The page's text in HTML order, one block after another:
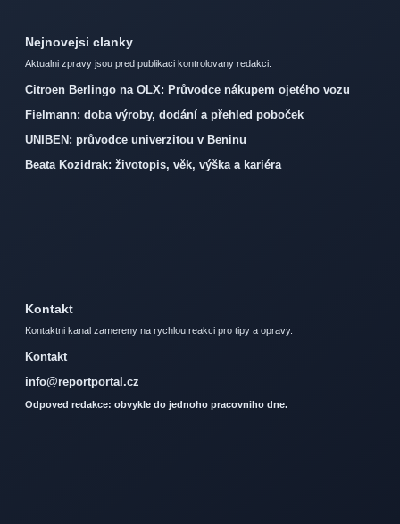
Nejnovejsi clanky
Aktualni zpravy jsou pred publikaci kontrolovany redakci.
Citroen Berlingo na OLX: Průvodce nákupem ojetého vozu
Fielmann: doba výroby, dodání a přehled poboček
UNIBEN: průvodce univerzitou v Beninu
Beata Kozidrak: životopis, věk, výška a kariéra
Kontakt
Kontaktni kanal zamereny na rychlou reakci pro tipy a opravy.
Kontakt
info@reportportal.cz
Odpoved redakce: obvykle do jednoho pracovniho dne.